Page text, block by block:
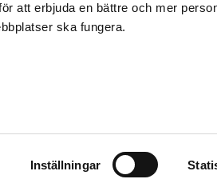
att erbjuda en bättre och mer
ska fungera.
Inställningar
English